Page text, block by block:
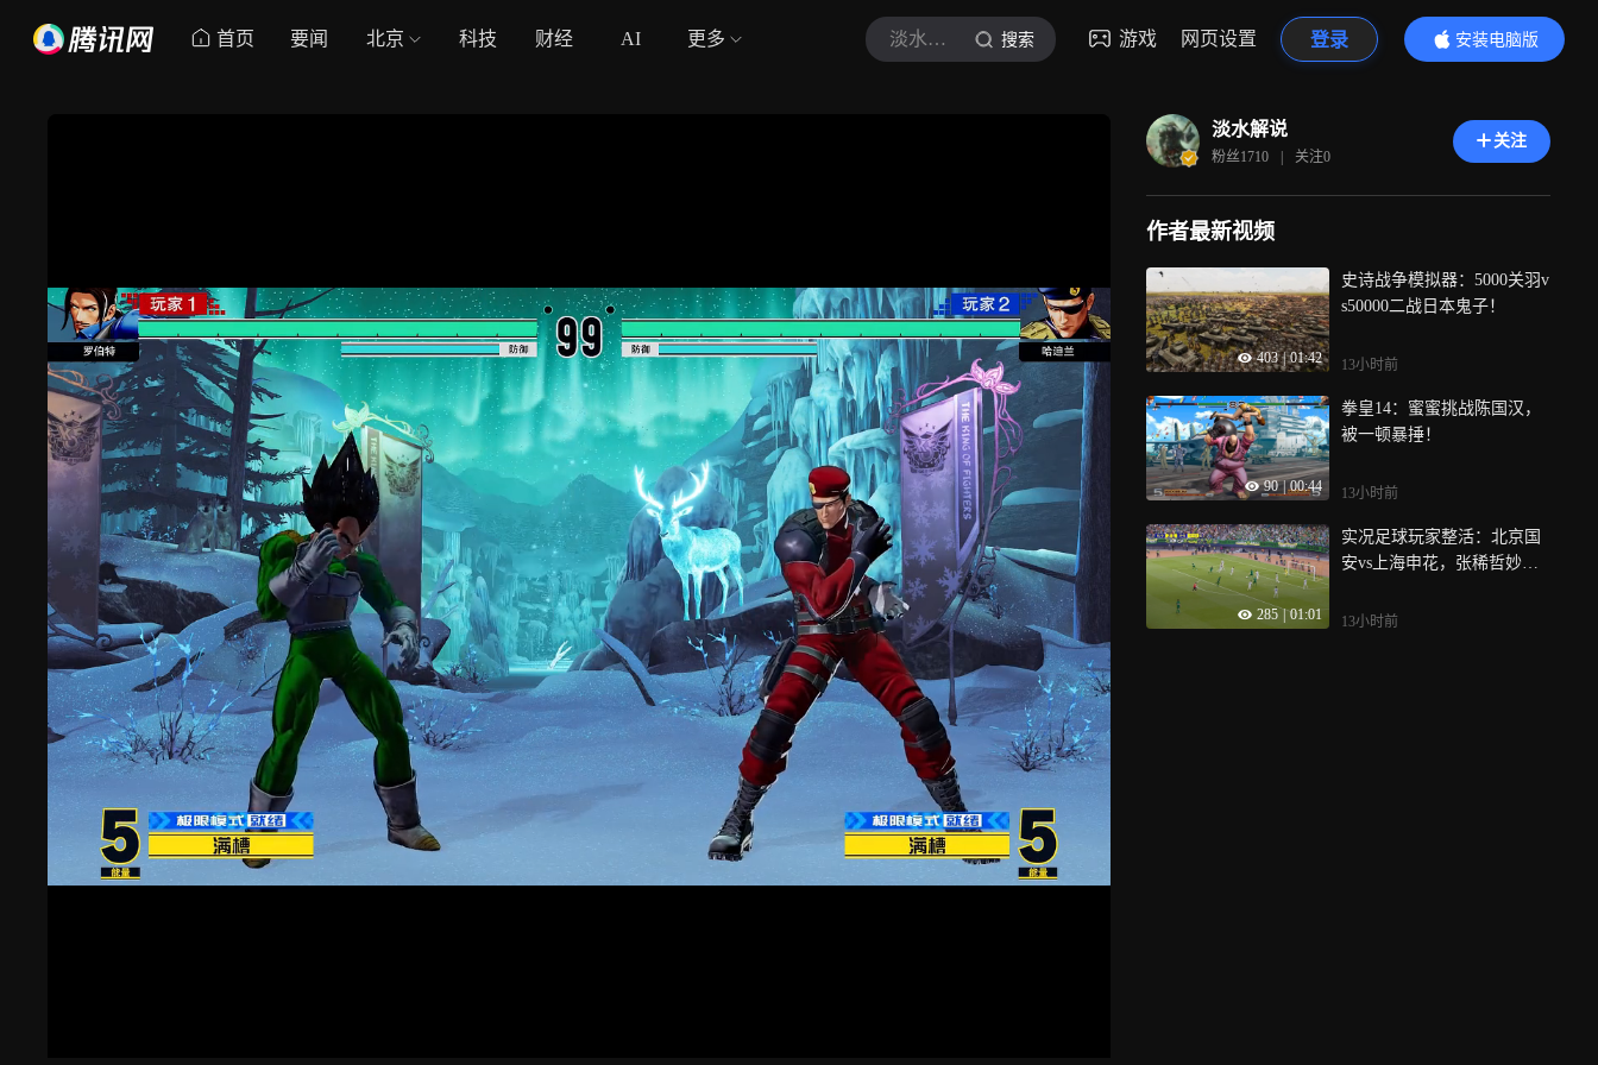
首页 要闻 北京 科技 财经 AI 更多 淡水解说 搜索 游戏 网页设置 登录
安装电脑版
内容更精彩
淡水解说
粉丝1710 | 关注0
关注
作者最新视频
403 | 01:42
史诗战争模拟器：5000关羽v
s50000二战日本鬼子！
13小时前
90 | 00:44
拳皇14：蜜蜜挑战陈国汉，
被一顿暴捶！
13小时前
285 01:01
实况足球玩家整活：北京国
安vs上海申花，张稀哲妙传
13小时前